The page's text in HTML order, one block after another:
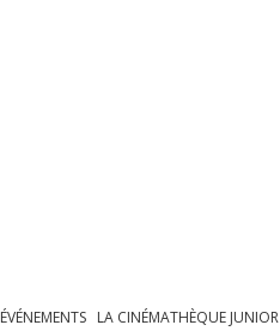
ÉVÉNEMENTS LA CINÉMATHÈQUE JUNIOR